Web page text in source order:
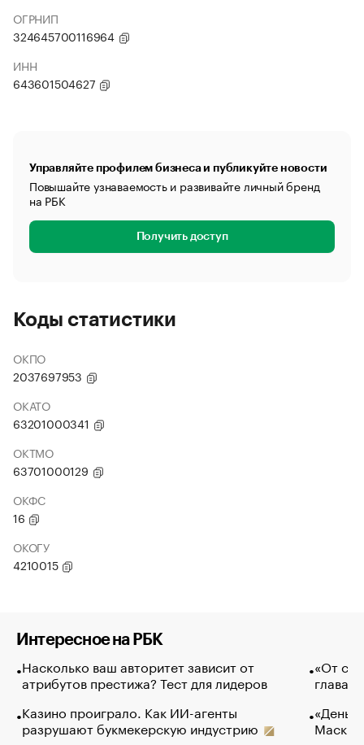
ОГРНИП
324645700116964
ИНН
643601504627
Управляйте профилем бизнеса и публикуйте новости
Повышайте узнаваемость и развивайте личный бренд
на РБК
Получить доступ
Коды статистики
ОКПО
2037697953
ОКАТО
63201000341
ОКТМО
63701000129
ОКФС
16
ОКОГУ
4210015
Интересное на РБК
Насколько ваш авторитет зависит от
атрибутов престижа? Тест для лидеров
Казино проиграло. Как ИИ-агенты
разрушают букмекерскую индустрию
«От
глава
Маск в